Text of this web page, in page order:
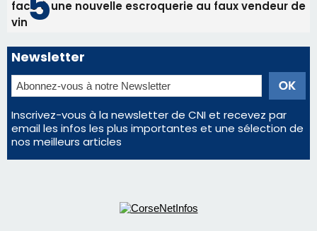
Éclipse du 12 août : la Corse aux premières loges
d'un spectacle qui ne reviendra pas avant 2081
Éclipse du 12 août : Où s'installer en Corse pour
profiter pleinement du spectacle ?
En Corse, un début de saison marqué par une
consommation en recul dans les restaurants
La gendarmerie alerte les restaurateurs corses
face à une nouvelle escroquerie au faux vendeur de